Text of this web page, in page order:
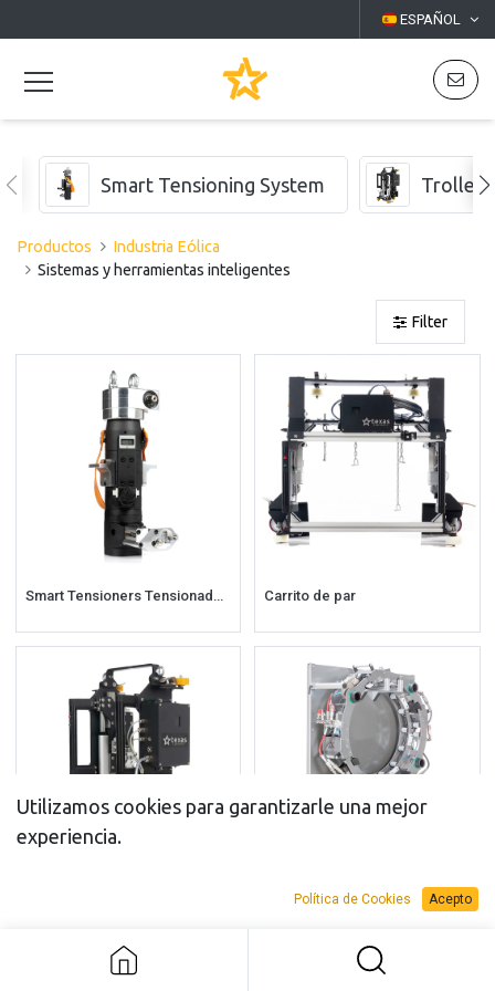
ESPAÑOL
Smart Tensioning System
Productos
Industria Eólica
Sistemas y herramientas inteligentes
Filter
Smart Tensioners Tensionadores inteligentes Carrito de par
Utilizamos cookies para garantizarle una mejor
experiencia.
Política de Cookies Acepto